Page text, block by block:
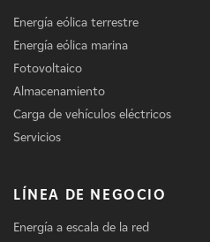
Energía eólica terrestre
Energía eólica marina
Fotovoltaico
Almacenamiento
Carga de vehículos eléctricos
Servicios
LÍNEA DE NEGOCIO
Energía a escala de la red